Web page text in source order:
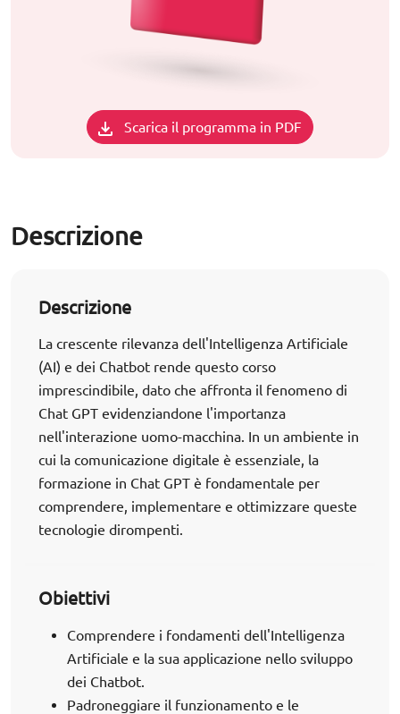
Scarica il programma in PDF
Descrizione
Descrizione
La crescente rilevanza dell'Intelligenza Artificiale
(AI) e dei Chatbot rende questo corso
imprescindibile, dato che affronta il fenomeno di
Chat GPT evidenziandone l'importanza
nell'interazione uomo-macchina. In un ambiente in
cui la comunicazione digitale è essenziale, la
formazione in Chat GPT è fondamentale per
comprendere, implementare e ottimizzare queste
tecnologie dirompenti.
Obiettivi
Comprendere i fondamenti dell'Intelligenza
Artificiale e la sua applicazione nello sviluppo
dei Chatbot.
Padroneggiare il funzionamento e le